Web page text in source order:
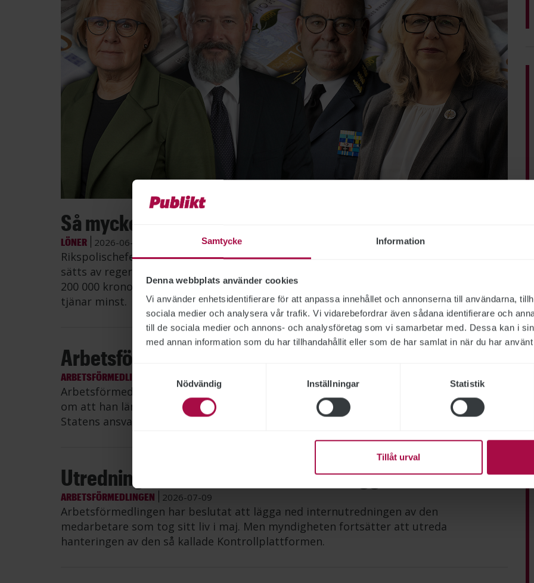
Samtycke Information
Denna webbplats använder cookies
Vi använder enhetsidentifierare för att anpassa innehållet och annonserna till användarna,
sociala medier och analysera vår trafik. Vi vidarebefordrar även sådana identifierare och
till de sociala medier och annons- och analysföretag som vi samarbetar med. Dessa kan i
med annan information som du har tillhandahållit eller som de har samlat in när du har
Nödvändig
Inställningar Statistik
Tillåt urval
Så mycket tjänar myndighetscheferna
LÖNER 2026-06-26
Rikspolischefen Petra Lundh har fortsatt högst lön av de myndighetschefer vars löner
sätts av regeringen, visar Publikts sammanställning. Hon är först ut att tjäna över
200 000 kronor i månaden – mer än dubbelt så mycket som den generaldirektör som
tjänar minst.
Arbetsförmedlingens it-direktör slutar
ARBETSFÖRMEDLINGEN
Arbetsförmedlingen har gjort en överenskommelse med it-direktör Krister Dackland
om att han lämnar myndigheten. Den anmälan som Arbetsförmedlingen gjort till
Statens ansvarsnämnd dras därmed tillbaka.
Utredning av avliden medarbetare läggs ned
ARBETSFÖRMEDLINGEN 2026-07-09
Arbetsförmedlingen har beslutat att lägga ned internutredningen av den
medarbetare som tog sitt liv i maj. Men myndigheten fortsätter att utreda
hanteringen av den så kallade Kontrollplattformen.